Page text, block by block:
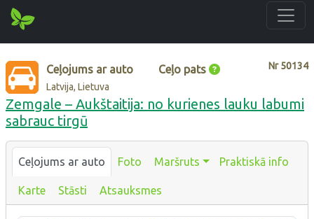
Nr50134
Ceļojums ar auto Ceļo pats
Latvija, Lietuva
Zemgale – Aukštaitija: no kurienes lauku labumi
sabrauc tirgū
Ceļojums ar auto Foto Maršruts Praktiskā info
Karte Stāsti Atsauksmes